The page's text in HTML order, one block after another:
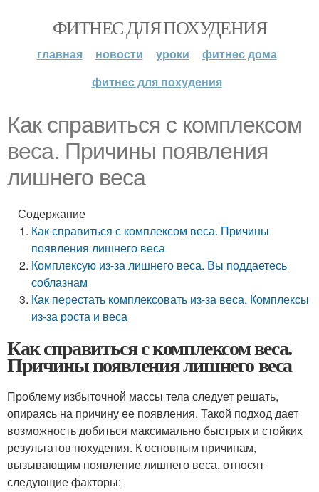
ФИТНЕС ДЛЯ ПОХУДЕНИЯ
главная новости уроки
фитнес дома
фитнес для похудения
Как справиться с комплексом
веса. Причины появления
лишнего веса
Содержание
Как справиться с комплексом веса. Причины
появления лишнего веса
Комплексую из-за лишнего веса. Вы поддаетесь
соблазнам
Как перестать комплексовать из-за веса. Комплексы
из-за роста и веса
Как справиться с комплексом веса.
Причины появления лишнего веса
Проблему избыточной массы тела следует решать,
опираясь на причину ее появления. Такой подход дает
возможность добиться максимально быстрых и стойких
результатов похудения. К основным причинам,
вызывающим появление лишнего веса, относят
следующие факторы: